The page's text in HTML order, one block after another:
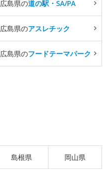
広島県の道の駅・SA/PA
広島県のアスレチック
広島県のフードテーマパーク
島根県 岡山県